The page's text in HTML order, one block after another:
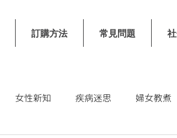
訂購方法 常見問題
女性新知 疾病迷思 婦女教煮